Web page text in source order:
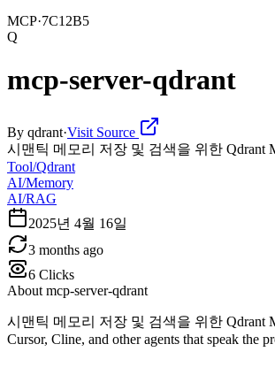
MCP·7C12B5
Q
mcp-server-qdrant
By qdrant·Visit Source
시맨틱 메모리 저장 및 검색을 위한 Qdrant
Tool/Qdrant
AI/Memory
AI/RAG
2025년 4월 16일
3 months ago
6 Clicks
About mcp-server-qdrant
시맨틱 메모리 저장 및 검색을 위한 Qdrant
Cursor, Cline, and other agents that speak the